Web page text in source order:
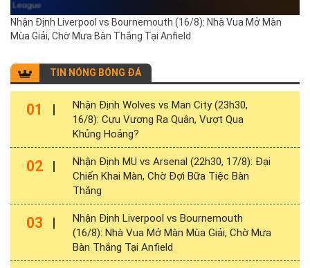
Nhận Định Liverpool vs Bournemouth (16/8): Nhà Vua Mở Màn
Mùa Giải, Chờ Mưa Bàn Thắng Tại Anfield
TIN NÓNG BÓNG ĐÁ
01
Nhận Định Wolves vs Man City (23h30,
16/8): Cựu Vương Ra Quân, Vượt Qua
Khủng Hoảng?
02
Nhận Định MU vs Arsenal (22h30, 17/8): Đại
Chiến Khai Màn, Chờ Đợi Bữa Tiệc Bàn
Thắng
03
Nhận Định Liverpool vs Bournemouth
(16/8): Nhà Vua Mở Màn Mùa Giải, Chờ Mưa
Bàn Thắng Tại Anfield